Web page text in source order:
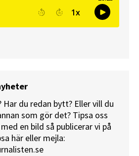
Har du redan bytt? Eller vill du
som gör det? Tipsa oss
en bild så publicerar vi på
här eller mejla: